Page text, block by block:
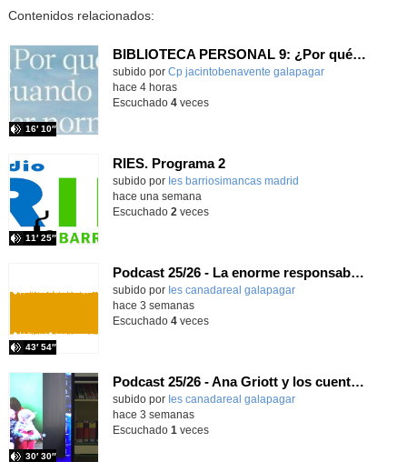
Contenidos relacionados:
BIBLIOTECA PERSONAL 9: ¿Por qué ser feliz cuando puedes ser normal?
Contenido educativo.
subido por Cp jacintobenavente galapagar
16′ 10″
-
hace 4 horas
Escuchado 4veces
RIES. Programa 2
Contenido educativo.
subido por Ies barriosimancas madrid
11′ 25″
hace una semana
Escuchado 2 veces
Podcast 25/26 - La enorme responsabilidad de ser juez
subido por Ies canadareal galapagar
43′ 54″
-
hace 3 semanas
Escuchado 4veces
Podcast 25/26 - Ana Griott y los cuentos de las voces olvidadas
subido por Ies canadareal galapagar
30′ 30″
-
hace 3 semanas
Escuchado 1 veces